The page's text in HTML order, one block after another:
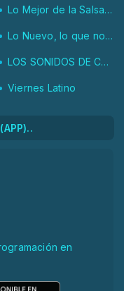
Lo Mejor de la Salsa Clásica (Tarde)
Lo Nuevo, lo que no se pone en la radio (Salsa)
LOS SONIDOS DE COLOMBIA
Viernes Latino
en